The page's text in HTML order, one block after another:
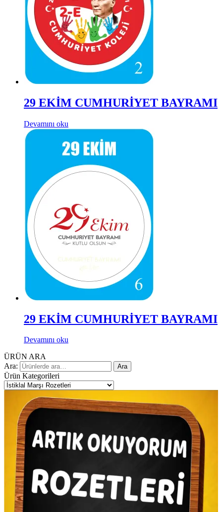
29 EKİM CUMHURİYET BAYRAMI
Devamını oku
29 EKİM CUMHURİYET BAYRAMI
Devamını oku
ÜRÜN ARA
Ara:
Ara
Ürün Kategorileri